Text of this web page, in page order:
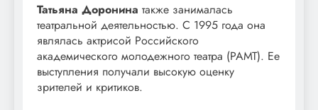
Татьяна Доронина также занималась
театральной деятельностью. С 1995 года она
являлась актрисой Российского
академического молодежного театра (РАМТ). Ее
выступления получали высокую оценку
зрителей и критиков.